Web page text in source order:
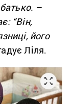
–
“Він,
його
Ліля.